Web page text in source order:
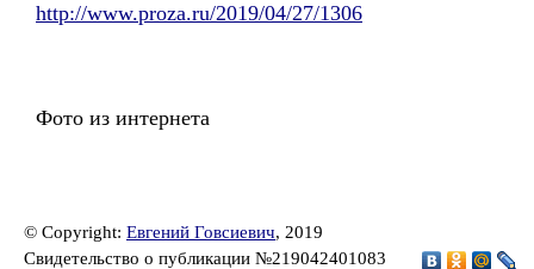
http://www.proza.ru/2019/04/27/1306
Фото из интернета
© Copyright: Евгений Говсиевич, 2019
Свидетельство о публикации №219042401083